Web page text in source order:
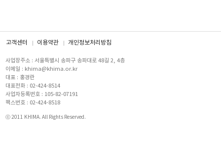
고객센터 이용약관 개인정보처리방침
사업장주소 : 서울특별시 송파구 송파대로 48길 2, 4층
이메일 : khima@khima.or.kr
대표 : 홍경란
대표전화 : 02-424-8514
사업자등록번호 : 105-82-07191
팩스번호 : 02-424-8518
ⓒ 2011 KHIMA. All Rights Reserved.